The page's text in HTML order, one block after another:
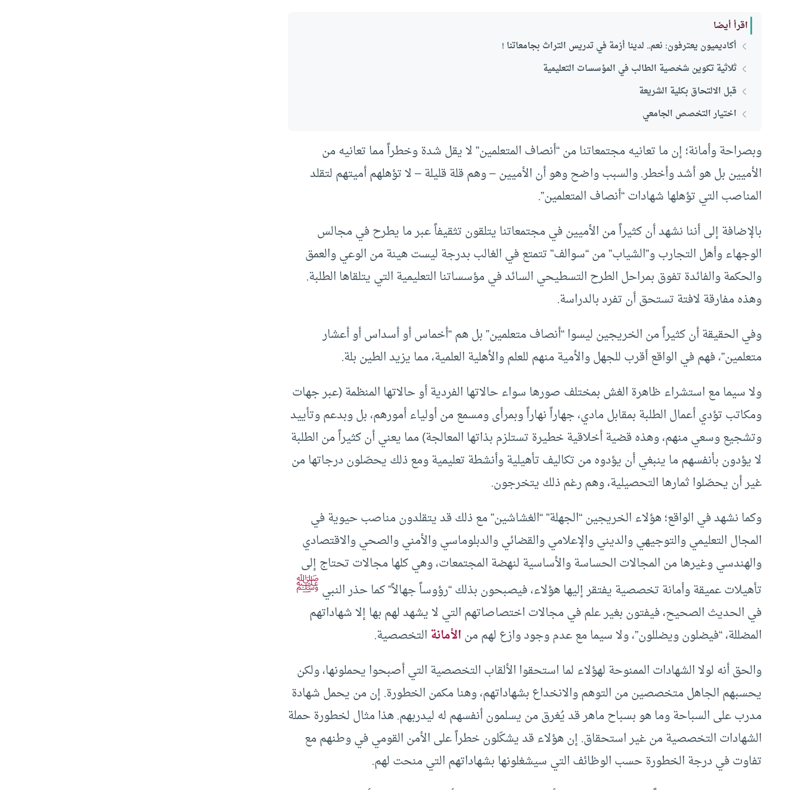
اقرأ أيضا
أكاديميون يعترفون: نعم.. لدينا أزمة في تدريس التراث بجامعاتنا !
ثلاثية تكوين شخصية الطالب في المؤسسات التعليمية
قبل الالتحاق بكلية الشريعة
اختيار التخصص الجامعي
وبصراحة وأمانة؛ إن ما تعانيه مجتمعاتنا من “أنصاف المتعلمين” لا يقل شدة وخطراً مما تعانيه من
الأميين بل هو أشد وأخطر. والسبب واضح وهو أن الأميين – وهم قلة قليلة – لا تؤهلهم أميتهم لتقلد
المناصب التي تؤهلها شهادات “أنصاف المتعلمين”.
بالإضافة إلى أننا نشهد أن كثيراً من الأميين في مجتمعاتنا يتلقون تثقيفاً عبر ما يطرح في مجالس
الوجهاء وأهل التجارب و”الشياب” من “سوالف” تتمتع في الغالب بدرجة ليست هينة من الوعي والعمق
والحكمة والفائدة تفوق بمراحل الطرح التسطيحي السائد في مؤسساتنا التعليمية التي يتلقاها الطلبة.
وهذه مفارقة لافتة تستحق أن تفرد بالدراسة.
وفي الحقيقة أن كثيراً من الخريجين ليسوا “أنصاف متعلمين” بل هم “أخماس أو أسداس أو أعشار
متعلمين”، فهم في الواقع أقرب للجهل والأمية منهم للعلم والأهلية العلمية، مما يزيد الطين بلة.
ولا سيما مع استشراء ظاهرة الغش بمختلف صورها سواء حالاتها الفردية أو حالاتها المنظمة (عبر جهات
ومكاتب تؤدي أعمال الطلبة بمقابل مادي، جهاراً نهاراً وبمرأى ومسمع من أولياء أمورهم، بل وبدعم وتأييد
وتشجيع وسعي منهم، وهذه قضية أخلاقية خطيرة تستلزم بذاتها المعالجة) مما يعني أن كثيراً من الطلبة
لا يؤدون بأنفسهم ما ينبغي أن يؤدوه من تكاليف تأهيلية وأنشطة تعليمية ومع ذلك يحصّلون درجاتها من
غير أن يحصّلوا ثمارها التحصيلية، وهم رغم ذلك يتخرجون.
وكما نشهد في الواقع؛ هؤلاء الخريجين “الجهلة” “الغشاشين” مع ذلك قد يتقلدون مناصب حيوية في
المجال التعليمي والتوجيهي والديني والإعلامي والقضائي والدبلوماسي والأمني والصحي والاقتصادي
والهندسي وغيرها من المجالات الحساسة والأساسية لنهضة المجتمعات، وهي كلها مجالات تحتاج إلى
تأهيلات عميقة وأمانة تخصصية يفتقر إليها هؤلاء، فيصبحون بذلك “رؤوساً جهالاً” كما حذر النبيﷺ
في الحديث الصحيح، فيفتون بغير علم في مجالات اختصاصاتهم التي لا يشهد لهم بها إلا شهاداتهم
المضللة، “فيضلون ويضللون”، ولا سيما مع عدم وجود وازع لهم منالأمانةالتخصصية.
والحق أنه لولا الشهادات الممنوحة لهؤلاء لما استحقوا الألقاب التخصصية التي أصبحوا يحملونها، ولكن
يحسبهم الجاهل متخصصين من التوهم والانخداع بشهاداتهم، وهنا مكمن الخطورة. إن من يحمل شهادة
مدرب على السباحة وما هو بسباح ماهر قد يُغرق من يسلمون أنفسهم له ليدربهم. هذا مثال لخطورة حملة
الشهادات التخصصية من غير استحقاق. إن هؤلاء قد يشكّلون خطراً على الأمن القومي في وطنهم مع
تفاوت في درجة الخطورة حسب الوظائف التي سيشغلونها بشهاداتهم التي منحت لهم.